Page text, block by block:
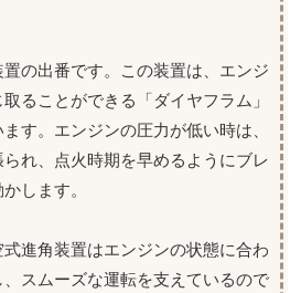
の出番です。この装置は、エンジ
ることができる「ダイヤフラム」
す。エンジンの圧力が低い時は、
れ、点火時期を早めるようにブレ
します。
進角装置はエンジンの状態に合わ
スムーズな運転を支えているので